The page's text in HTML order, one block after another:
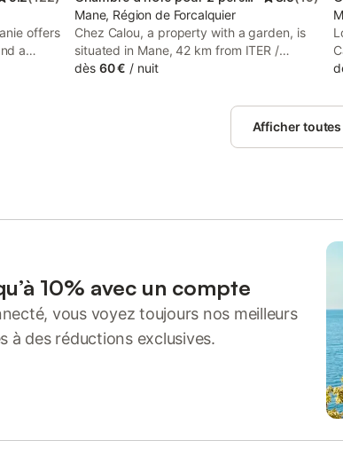
offers
a
/
Mane, Région de Forcalquier
Chez Calou, a property with a garden, is
situated in Mane, 42 km from ITER /
Cadarache, 50 km from The Ochre Trail,
This property offers access to a terrace,
free private parking and free WiFi.
dès 60 € / nuit
Afficher
10% avec un compte
vous voyez toujours nos meilleurs
à des réductions exclusives.